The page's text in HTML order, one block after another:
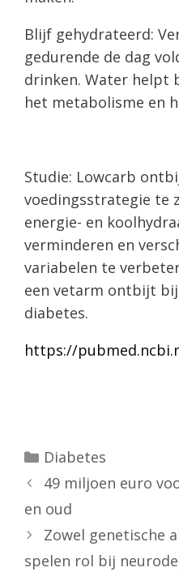
Blijf gehydrateerd:
gedurende de dag
drinken. Water helpt
het metabolisme en
Studie: Lowcarb
voedingsstrategie te
energie- en
verminderen en
variabelen te
een vetarm ontbijt
diabetes.
https://
Categorieën
Diabetes
49 miljoen euro
en oud
Zowel genetische
spelen rol bij